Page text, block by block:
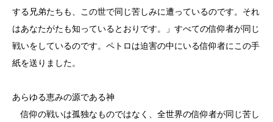
する兄弟たちも、この世で同じ苦しみに遭っているのです。それ
はあなたがたも知っているとおりです。」すべての信仰者が同じ
戦いをしているのです。ペトロは迫害の中にいる信仰者にこの手
紙を送りました。
あらゆる恵みの源である神
信仰の戦いは孤独なものではなく、全世界の信仰者が同じ苦し